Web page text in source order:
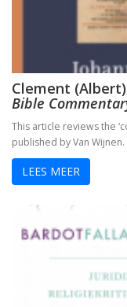
Clement
Bible
This article reviews the
published by Van
LEES MEER